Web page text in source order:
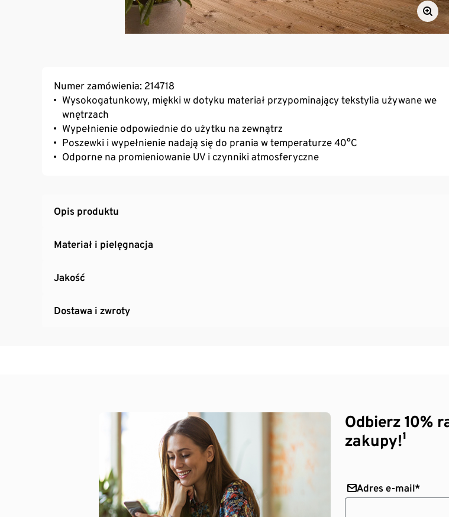
Numer zamówienia: 214718
Wysokogatunkowy, miękki w dotyku materiał przypominający tekstylia używane we
wnętrzach
Wypełnienie odpowiednie do użytku na zewnątrz
Poszewki i wypełnienie nadają się do prania w temperaturze 40°C
Odporne na promieniowanie UV i czynniki atmosferyczne
Opis produktu
Materiał i pielęgnacja
Jakość
Dostawa i zwroty
Odbierz 10%
zakupy!¹
Adres e-mail*